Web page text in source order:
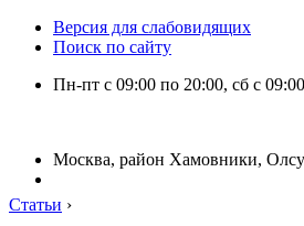
Версия для слабовидящих
Поиск по сайту
Пн-пт с 09:00 по 20:00, сб с
Москва, район Хамовники,
Статьи ›